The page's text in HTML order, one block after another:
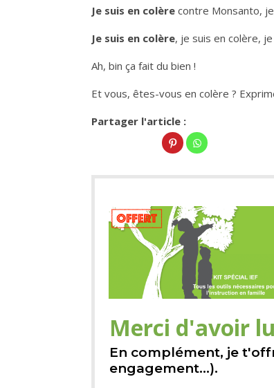
Je suis en colère contre Monsanto, je
Je suis en colère, je suis en colère,
Ah, bin ça fait du bien !
Et vous, êtes-vous en colère ?
Partager l'article :
Merci d'avoir
En complément, je
engagement...).